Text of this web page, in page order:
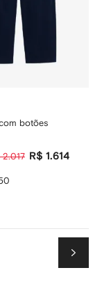
botões
2.017 R$ 1.614